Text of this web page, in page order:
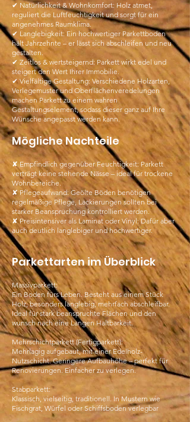
✔ Natürlichkeit & Wohnkomfort: Holz atmet,
reguliert die Luftfeuchtigkeit und sorgt für ein
angenehmes Raumklima.
✔ Langlebigkeit: Ein hochwertiger Parkettboden
hält Jahrzehnte – er lässt sich abschleifen und neu
gestalten.
✔ Zeitlos & wertsteigernd: Parkett wirkt edel und
steigert den Wert Ihrer Immobilie.
✔ Vielfältige Gestaltung: Verschiedene Holzarten,
Verlegemuster und Oberflächenveredelungen
machen Parkett zu einem wahren
Gestaltungselement, sodass dieser ganz auf Ihre
Wünsche angepasst werden kann.
Mögliche Nachteile
✘ Empfindlich gegenüber Feuchtigkeit: Parkett
verträgt keine stehende Nässe – ideal für trockene
Wohnbereiche.
✘ Pflegeaufwand: Geölte Böden benötigen
regelmäßige Pflege, Lackierungen sollten bei
starker Beanspruchung kontrolliert werden.
✘ Preisintensiver als Laminat oder Vinyl: Dafür aber
auch deutlich langlebiger und hochwertiger.
Parkettarten im Überblick
Massivparkett:
Ein Boden fürs Leben. Besteht aus einem Stück
Holz, besonders langlebig, mehrfach abschleifbar.
Ideal für stark beanspruchte Flächen und den
wunsch nach eine Langen Haltbarkeit.
Mehrschichtparkett (Fertigparkett):
Mehrlagig aufgebaut, mit einer Edelholz-
Nutzschicht. Geringere Aufbauhöhe – perfekt für
Renovierungen. Einfacher zu verlegen.
Stabparkett:
Klassisch, vielseitig, traditionell. In Mustern wie
Fischgrat, Würfel oder Schiffsboden verlegbar